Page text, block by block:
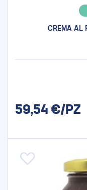
CREMA AL
59,54 €/PZ